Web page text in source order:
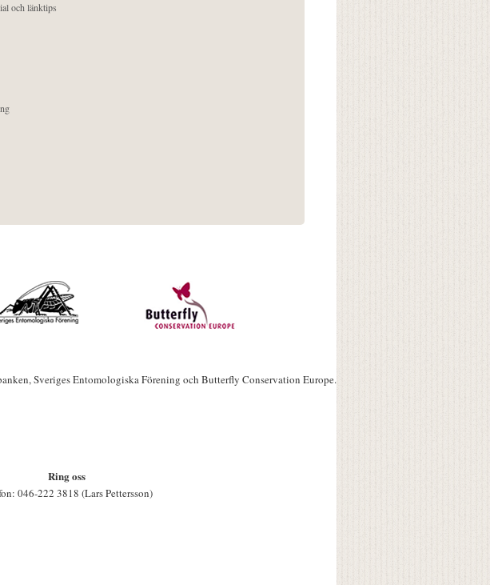
och länktips
Sveriges Entomologiska Förening och Butterfly Conservation Europe.
Ring oss
046-222 3818 (Lars Pettersson)